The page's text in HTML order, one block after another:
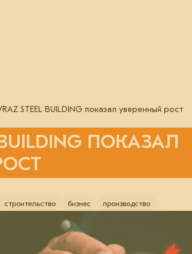
STEEL BUILDING показал уверенный рост
BUILDING ПОКАЗАЛ
строительство бизнес производство